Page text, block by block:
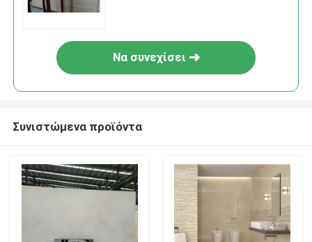
Να συνεχίσει
Συνιστώμενα προϊόντα